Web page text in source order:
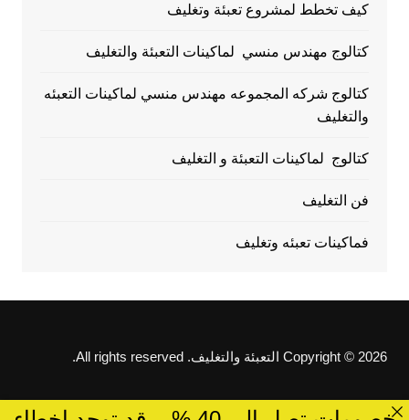
كيف تخطط لمشروع تعبئة وتغليف
كتالوج مهندس منسي لماكينات التعبئة والتغليف
كتالوج شركه المجموعه مهندس منسي لماكينات التعبئه
والتغليف
كتالوج لماكينات التعبئة و التغليف
فن التغليف
فماكينات تعبئه وتغليف
Copyright © 2026 التعبئة والتغليف. All rights reserved.